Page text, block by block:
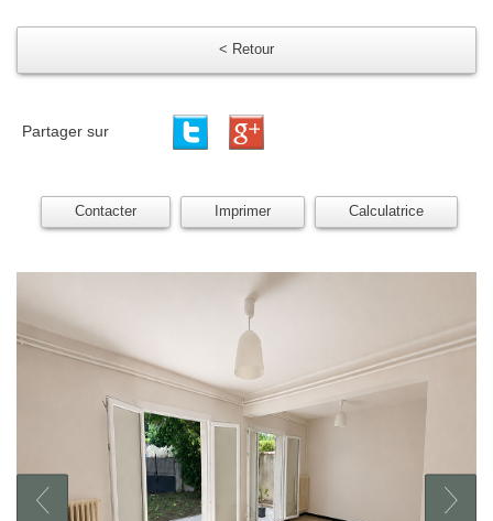
< Retour
Partager sur
Contacter Imprimer Calculatrice